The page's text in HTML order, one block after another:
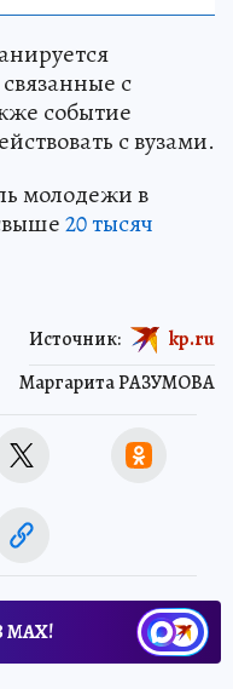
с
событие
с вузами.
молодежи в
20 тысяч
Маргарита РАЗУМОВА
Источник: kp.ru
МАХ!